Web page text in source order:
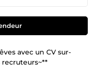
avec un CV sur-